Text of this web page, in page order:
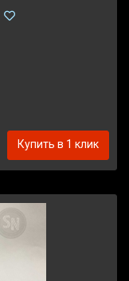
Купить в 1 клик